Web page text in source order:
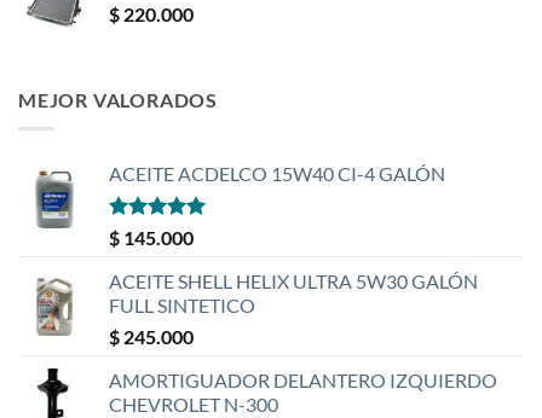
$ 220.000
MEJOR VALORADOS
ACEITE ACDELCO 15W40 CI-4 GALÓN
Valorado
con
$ 145.000
ACEITE SHELL HELIX ULTRA 5W30 GALÓN
FULL SINTETICO
$ 245.000
AMORTIGUADOR DELANTERO IZQUIERDO
CHEVROLET N-300